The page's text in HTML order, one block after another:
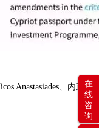
Anastasiades、内在
线
咨
询